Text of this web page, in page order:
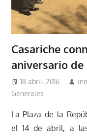
Casariche
aniversario de
18 abril, 2016
Generales
La Plaza de la
el 14 de abril, a